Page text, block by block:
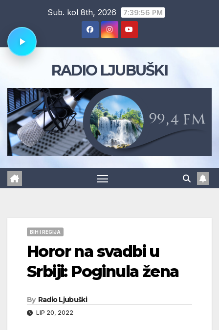
content
Sub. kol 8th, 2026 7:39:57 PM
RADIO LJUBUŠKI
BIH I REGIJA
Horor na svadbi u
Srbiji: Poginula žena
By Radio Ljubuški
LIP 20, 2022